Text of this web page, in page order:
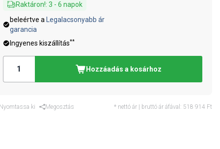
Raktáron!: 3 - 6 napok
beleértve a
Legalacsonyabb ár
garancia
Ingyenes kiszállítás**
Hozzáadás a kosárhoz
ki Megosztás * nettó ár | bruttó ár áfával: 518 914 Ft